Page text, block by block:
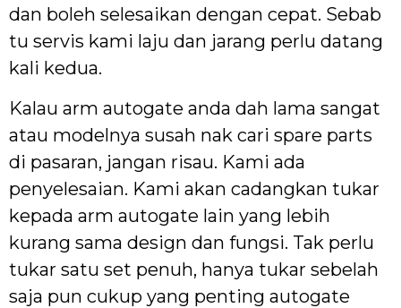
dan boleh selesaikan dengan cepat. Sebab
tu servis kami laju dan jarang perlu datang
kali kedua.
Kalau arm autogate anda dah lama sangat
atau modelnya susah nak cari spare parts
di pasaran, jangan risau. Kami ada
penyelesaian. Kami akan cadangkan tukar
kepada arm autogate lain yang lebih
kurang sama design dan fungsi. Tak perlu
tukar satu set penuh, hanya tukar sebelah
saja pun cukup yang penting autogate